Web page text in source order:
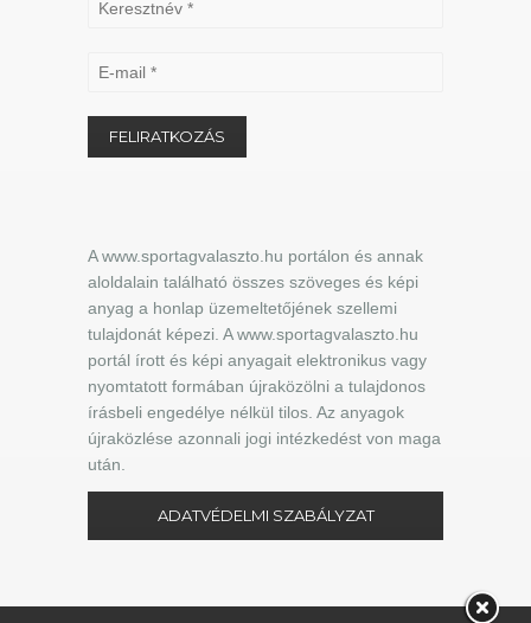
A www.sportagvalaszto.hu portálon és annak
aloldalain található összes szöveges és képi
anyag a honlap üzemeltetőjének szellemi
tulajdonát képezi. A www.sportagvalaszto.hu
portál írott és képi anyagait elektronikus vagy
nyomtatott formában újraközölni a tulajdonos
írásbeli engedélye nélkül tilos. Az anyagok
újraközlése azonnali jogi intézkedést von maga
után.
ADATVÉDELMI SZABÁLYZAT